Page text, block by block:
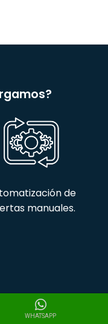
de
manuales.